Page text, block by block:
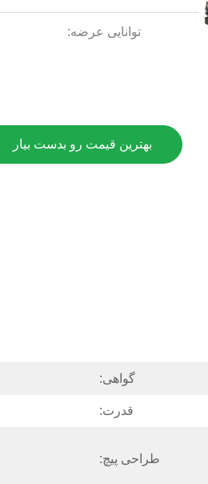
توانایی عرضه:
بهترین قیمت رو بدست بیار
گواهی:
قدرت:
طراحی پیچ: